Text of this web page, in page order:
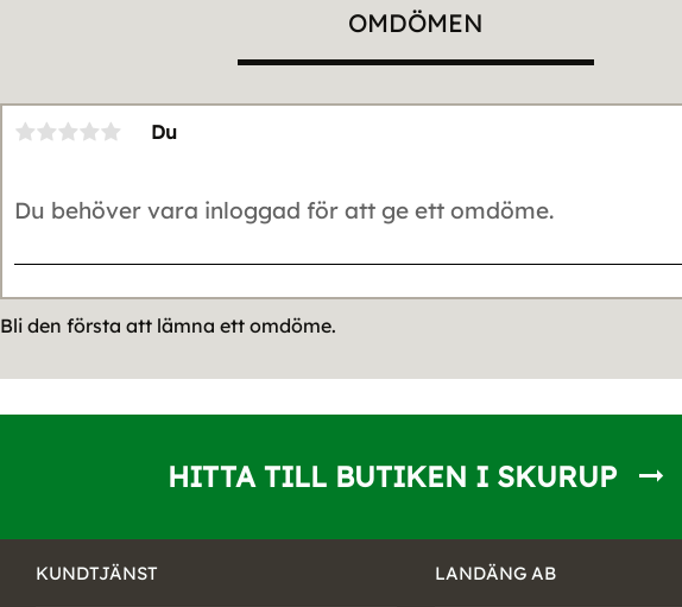
OMDÖMEN
Du
Bli den första att lämna ett omdöme.
HITTA TILL BUTIKEN I SKURUP
KUNDTJÄNST LANDÄNG AB